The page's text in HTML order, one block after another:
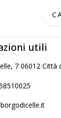
utili
7 06012 Città